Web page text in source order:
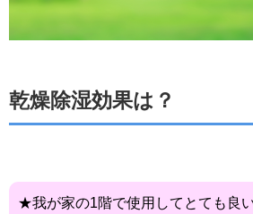
乾燥除湿効果は？
★我が家の1階で使用してとても良